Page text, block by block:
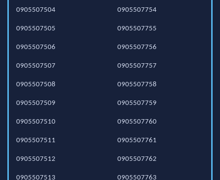
0905507504
0905507505
0905507506
0905507507
0905507508
0905507509
0905507510
0905507511
0905507512
0905507513
0905507754
0905507755
0905507756
0905507757
0905507758
0905507759
0905507760
0905507761
0905507762
0905507763